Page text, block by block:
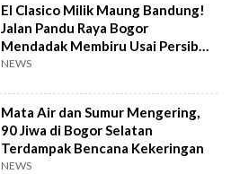
El Clasico Milik Maung Bandung!
Jalan Pandu Raya Bogor
Mendadak Membiru Usai Persib
Libas Persija
NEWS
Mata Air dan Sumur Mengering,
90 Jiwa di Bogor Selatan
Terdampak Bencana Kekeringan
NEWS